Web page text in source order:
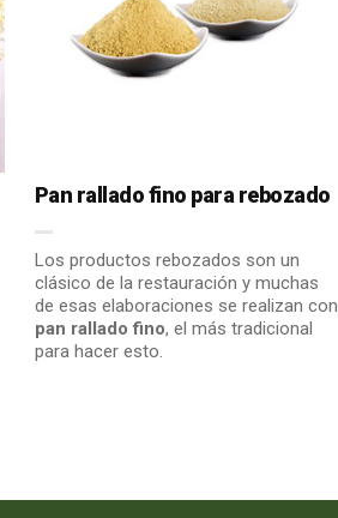
Pan rallado fino para rebozado
Los productos rebozados son un
clásico de la restauración y muchas
de esas elaboraciones se realizan con
pan rallado fino, el más tradicional
para hacer esto.